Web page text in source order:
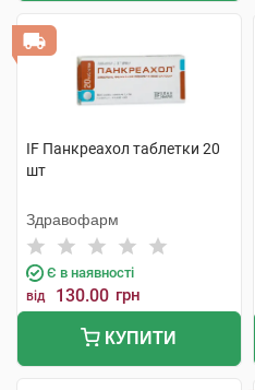
IF Панкреахол таблетки 20
шт
Здравофарм
Є в наявності
від 130.00 грн
КУПИТИ